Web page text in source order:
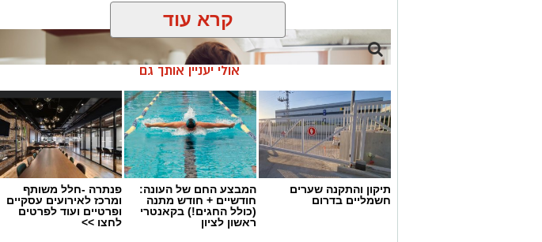
קרא עוד
אולי יעניין אותך גם
תיקון והתקנה שערים
חשמליים בדרום
המבצע החם של העונה:
חודשיים + חודש מתנה
(כולל החגים!) בקאנטרי
ראשון לציון
פנתרה -חלל משותף
ומרכז לאירועים עסקיים
ופרטיים ועוד לפרטים
לחצו >>